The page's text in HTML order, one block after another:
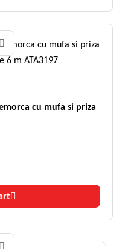
cu mufa si priza